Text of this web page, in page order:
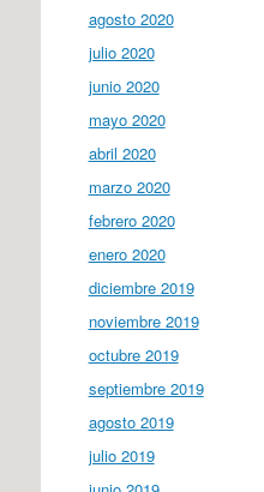
agosto 2020
julio 2020
junio 2020
mayo 2020
abril 2020
marzo 2020
febrero 2020
enero 2020
diciembre 2019
noviembre 2019
octubre 2019
septiembre 2019
agosto 2019
julio 2019